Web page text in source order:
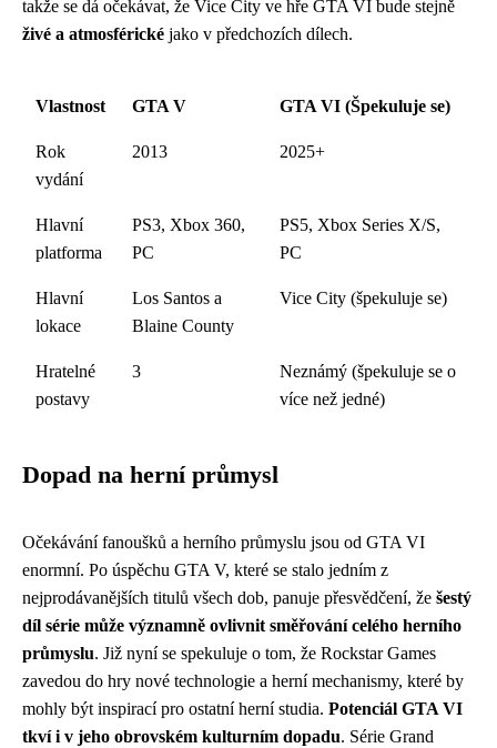
takže se dá očekávat, že Vice City ve hře GTA VI bude stejně
živé a atmosférické jako v předchozích dílech.
Vlastnost GTA V GTA VI (Špekuluje se)
Rok
vydání
2013 2025+
Hlavní
platforma
PS3, Xbox 360,
PC
PS5, Xbox Series X/S,
PC
Hlavní
lokace
Los Santos a
Blaine County
Vice City (špekuluje se)
Hratelné
postavy
3
Neznámý (špekuluje se o
více než jedné)
Dopad na herní průmysl
Očekávání fanoušků a herního průmyslu jsou od GTA VI
enormní. Po úspěchu GTA V, které se stalo jedním z
nejprodávanějších titulů všech dob, panuje přesvědčení, že šestý
díl série může významně ovlivnit směřování celého herního
průmyslu. Již nyní se spekuluje o tom, že Rockstar Games
zavedou do hry nové technologie a herní mechanismy, které by
mohly být inspirací pro ostatní herní studia. Potenciál GTA VI
tkví i v jeho obrovském kulturním dopadu. Série Grand